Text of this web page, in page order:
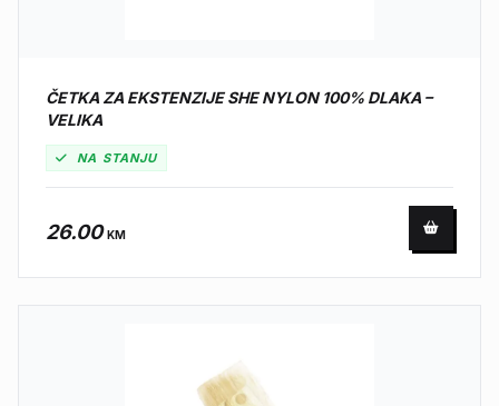
ČETKA ZA EKSTENZIJE SHE NYLON 100% DLAKA –
VELIKA
NA STANJU
26.00KM